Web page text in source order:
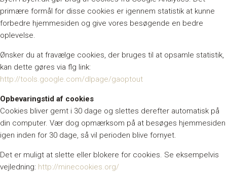
primære formål for disse cookies er igennem statistik at kunne
forbedre hjemmesiden og give vores besøgende en bedre
oplevelse.
Ønsker du at fravælge cookies, der bruges til at opsamle statistik,
kan dette gøres via flg link:
http://tools.google.com/dlpage/gaoptout
Opbevaringstid af cookies
Cookies bliver gemt i 30 dage og slettes derefter automatisk på
din computer. Vær dog opmærksom på at besøges hjemmesiden
igen inden for 30 dage, så vil perioden blive fornyet.
Det er muligt at slette eller blokere for cookies. Se eksempelvis
vejledning: http://minecookies.org/